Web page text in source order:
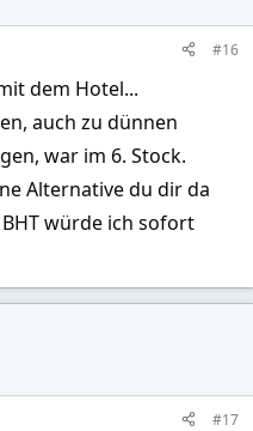
#16
dem Hotel...
auch zu dünnen
war im 6. Stock.
Alternative du dir da
würde ich sofort
#17